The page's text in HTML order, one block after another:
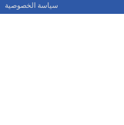
سياسة الخصوصية